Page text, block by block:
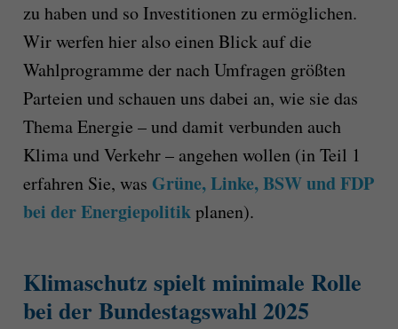
zu haben und so Investitionen zu ermöglichen.
Wir werfen hier also einen Blick auf die
Wahlprogramme der nach Umfragen größten
Parteien und schauen uns dabei an, wie sie das
Thema Energie – und damit verbunden auch
Klima und Verkehr – angehen wollen (in Teil 1
erfahren Sie, was Grüne, Linke, BSW und FDP
bei der Energiepolitikplanen).
Klimaschutz spielt minimale Rolle
bei der Bundestagswahl 2025